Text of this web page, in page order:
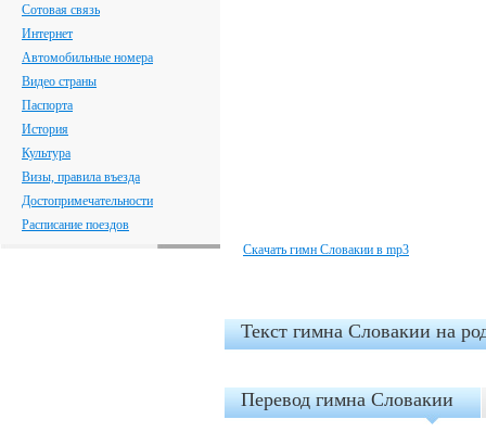
Сотовая связь
Интернет
Автомобильные номера
Видео страны
Паспорта
История
Культура
Визы, правила въезда
Достопримечательности
Расписание поездов
Скачать гимн Словакии в mp3
Текст гимна Словакии на
Перевод гимна Словакии